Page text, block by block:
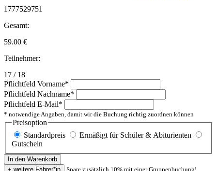
1777529751
Gesamt:
59.00 €
Teilnehmer:
17 / 18
Pflichtfeld Vorname*
Pflichtfeld Nachname*
Pflichtfeld E-Mail*
* notwendige Angaben, damit wir die Buchung richtig zuordnen können
Preisoption
Standardpreis
Ermäßigt für Schüler & Abiturienten
Gutschein
Spare zusätzlich 10% mit einer Gruppenbuchung!